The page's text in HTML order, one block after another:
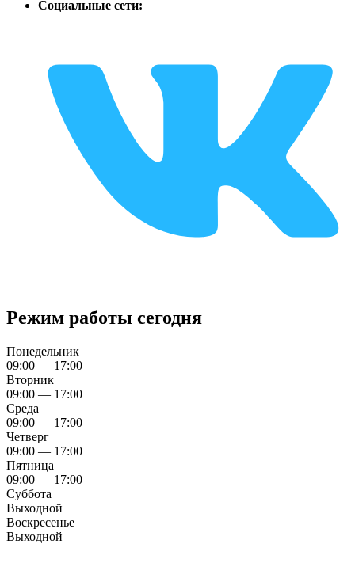
Социальные сети:
Режим работы сегодня
Понедельник
09:00 — 17:00
Вторник
09:00 — 17:00
Среда
09:00 — 17:00
Четверг
09:00 — 17:00
Пятница
09:00 — 17:00
Суббота
Выходной
Воскресенье
Выходной